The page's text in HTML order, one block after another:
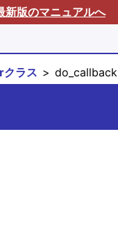
新版のマニュアルへ
ラス do_callback